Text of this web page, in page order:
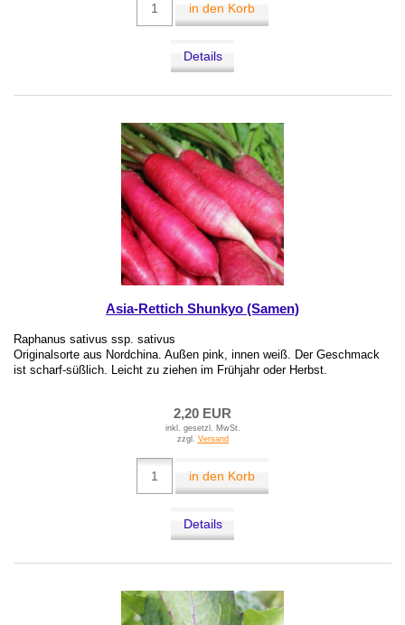
in den Korb
Details
Asia-Rettich Shunkyo (Samen)
Raphanus sativus ssp. sativus
Originalsorte aus Nordchina. Außen pink, innen weiß. Der Geschmack
ist scharf-süßlich. Leicht zu ziehen im Frühjahr oder Herbst.
2,20 EUR
inkl. gesetzl. MwSt.
zzgl. Versand
in den Korb
Details